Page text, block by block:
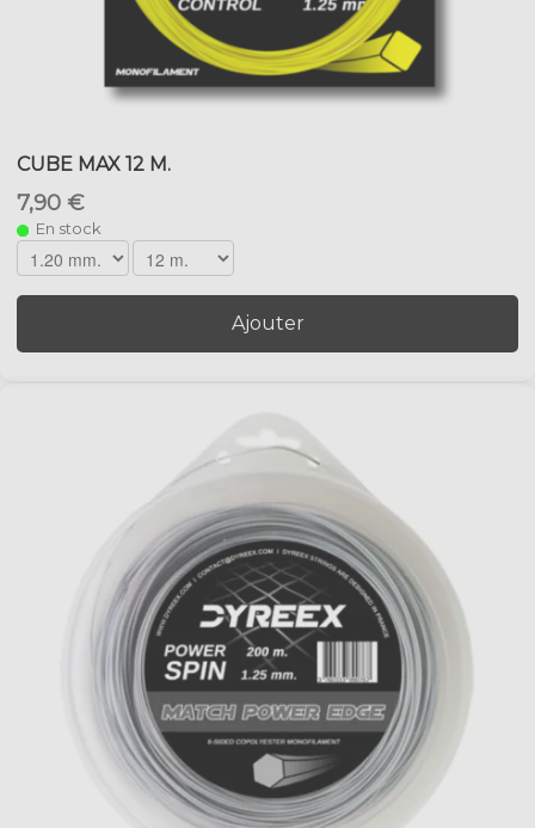
CUBE MAX 12 M.
7,90 €
En stock
Ajouter